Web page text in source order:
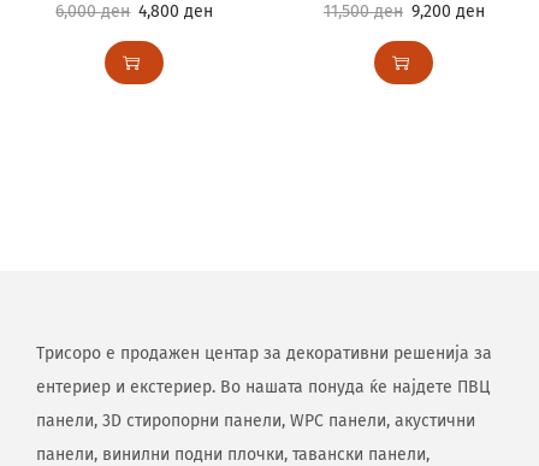
6,000ден 4,800ден
11,500ден 9,200 ден
Трисоро е продажен центар за декоративни решенија за
ентериер и екстериер. Во нашата понуда ќе најдете ПВЦ
панели, 3D стиропорни панели, WPC панели, акустични
панели, винилни подни плочки, тавански панели,